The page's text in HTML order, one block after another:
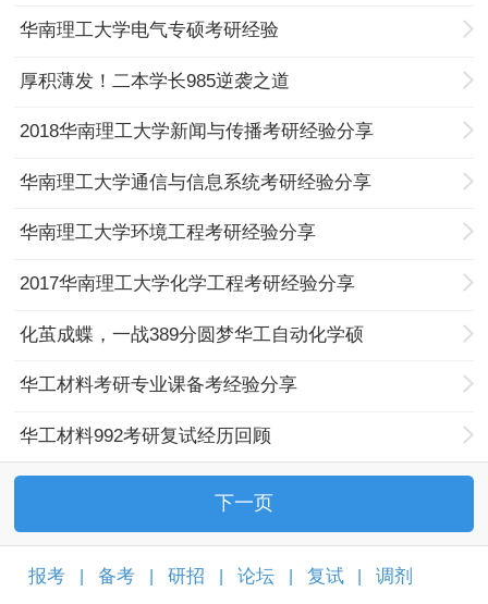
华南理工大学电气专硕考研经验
厚积薄发！二本学长985逆袭之道
2018华南理工大学新闻与传播考研经验分享
华南理工大学通信与信息系统考研经验分享
华南理工大学环境工程考研经验分享
2017华南理工大学化学工程考研经验分享
化茧成蝶，一战389分圆梦华工自动化学硕
华工材料考研专业课备考经验分享
华工材料992考研复试经历回顾
下一页
报考 备考 研招 论坛 复试 调剂